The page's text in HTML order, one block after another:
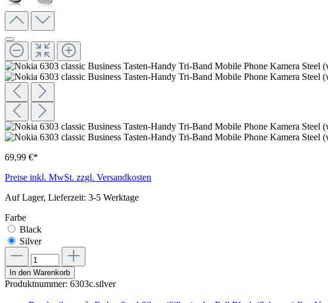
69,99 €*
Preise inkl. MwSt. zzgl. Versandkosten
Auf Lager, Lieferzeit: 3-5 Werktage
Farbe
Black
Silver
In den Warenkorb
Produktnummer: 6303c.silver